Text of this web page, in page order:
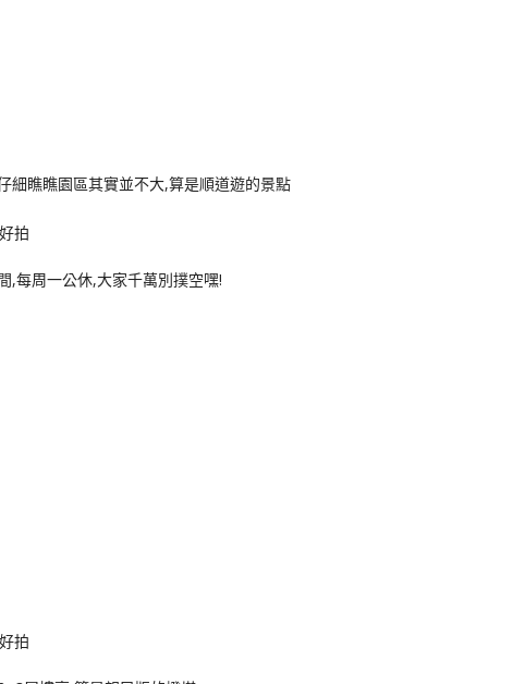
細瞧瞧園區其實並不大,算是順道遊的景點
,每周一公休,大家千萬別撲空嘿!